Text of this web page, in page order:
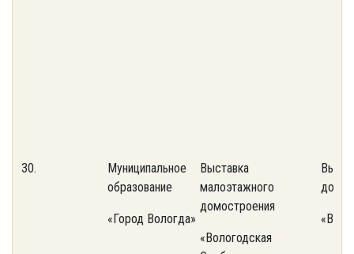
30.
Муниципальное
образование
«Город Вологда»
Выставка
малоэтажного
домостроения
«Вологодская